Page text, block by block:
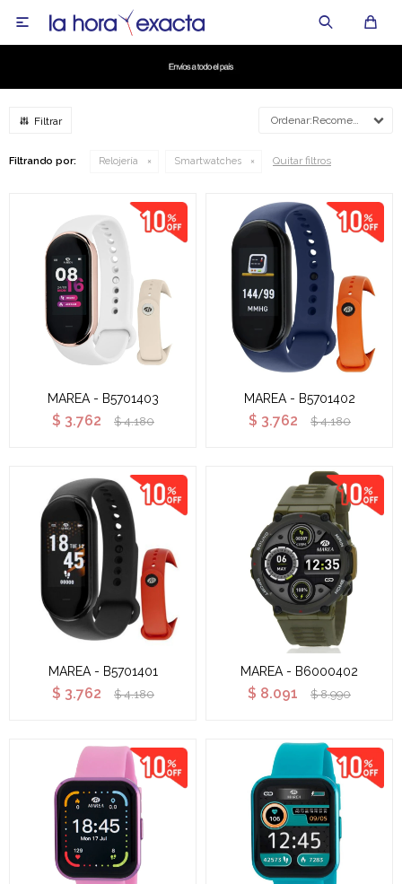

Recomendados
Filtrando por: Relojería Smartwatches Quitar filtros
MAREA - B5701403
$ 3.762 $ 4.180
MAREA - B5701402
$ 3.762 $ 4.180
MAREA - B5701401
$ 3.762 $ 4.180
MAREA - B6000402
$ 8.091 $ 8.990